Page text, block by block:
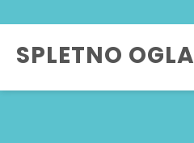
content
SPLETNO